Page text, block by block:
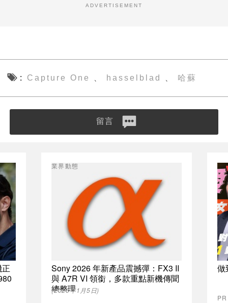
ADVERTISEMENT
Capture One 、 hasselblad 、 哈蘇
留言
Sony 2026 年新產品震撼彈：FX3 II
與 A7R VI 領銜，多款重點新機傳聞
總整理
業界動態
(2026年1月5日)
做